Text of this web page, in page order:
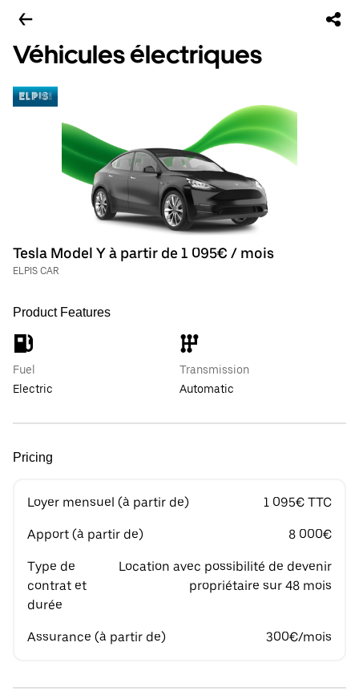
Véhicules électriques
Tesla Model Y à partir de 1 095€ / mois
ELPIS CAR
Product Features
Fuel
Electric
Transmission
Automatic
Pricing
Loyer mensuel (à partir de) 1 095€ TTC
Apport (à partir de) 8 000€
Type de
contrat et
durée
Location avec possibilité de devenir
propriétaire sur 48 mois
Assurance (à partir de) 300€/mois